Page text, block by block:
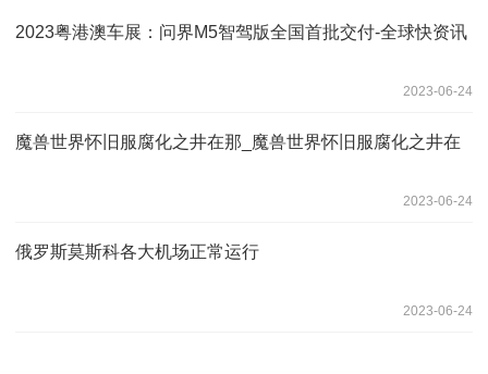
2023粤港澳车展：问界M5智驾版全国首批交付-全球快资讯
2023-06-24
魔兽世界怀旧服腐化之井在那_魔兽世界怀旧服腐化之井在
2023-06-24
俄罗斯莫斯科各大机场正常运行
2023-06-24